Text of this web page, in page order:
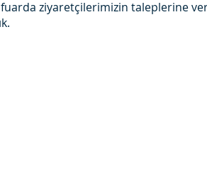
ziyaretçilerimizin taleplerine